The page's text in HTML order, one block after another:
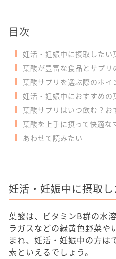
目次
妊活・妊娠中に摂取したい
葉酸が豊富な食品とサプリ
葉酸サプリを選ぶ際のポイ
妊活・妊娠中におすすめの
葉酸サプリはいつ飲む？お
葉酸を上手に摂って快適な
あわせて読みたい
妊活・妊娠中に摂取
葉酸は、ビタミンB群の水
ラガスなどの緑黄色野菜や
まれ、妊活・妊娠中の方は
素といえるでしょう。